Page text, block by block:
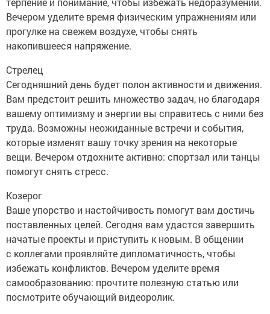
Вечером уделите время физическим упражнениям или
прогулке на свежем воздухе, чтобы снять
накопившееся напряжение.
Стрелец
Сегодняшний день будет полон активности и движения.
Вам предстоит решить множество задач, но благодаря
вашему оптимизму и энергии вы справитесь с ними без
труда. Возможны неожиданные встречи и события,
которые изменят вашу точку зрения на некоторые
вещи. Вечером отдохните активно: спортзал или танцы
помогут снять стресс.
Козерог
Ваше упорство и настойчивость помогут вам достичь
поставленных целей. Сегодня вам удастся завершить
начатые проекты и приступить к новым. В общении
с коллегами проявляйте дипломатичность, чтобы
избежать конфликтов. Вечером уделите время
самообразованию: прочтите полезную статью или
посмотрите обучающий видеоролик.